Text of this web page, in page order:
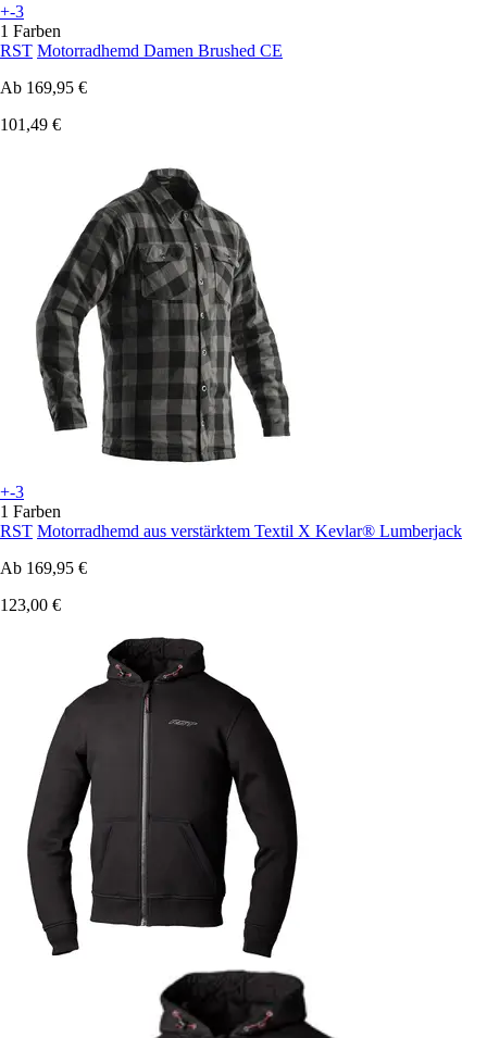
+-3
1 Farben
RST Motorradhemd Damen Brushed CE
Ab 169,95 €
101,49 €
+-3
1 Farben
RST Motorradhemd aus verstärktem Textil X Kevlar® Lumberjack
Ab 169,95 €
123,00 €